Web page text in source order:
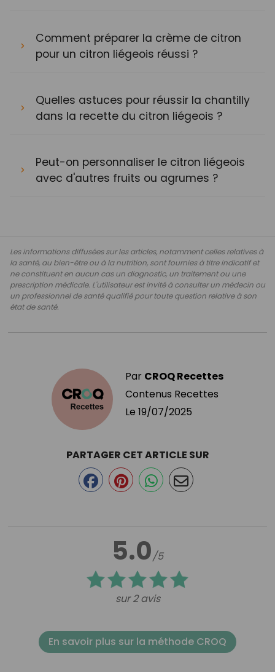
Comment préparer la crème de citron
pour un citron liégeois réussi ?
Quelles astuces pour réussir la chantilly
dans la recette du citron liégeois ?
Peut-on personnaliser le citron liégeois
avec d'autres fruits ou agrumes ?
Les informations diffusées sur les articles, notamment celles relatives à
la santé, au bien-être ou à la nutrition, sont fournies à titre indicatif et
ne constituent en aucun cas un diagnostic, un traitement ou une
prescription médicale. L'utilisateur est invité à consulter un médecin ou
un professionnel de santé qualifié pour toute question relative à son
état de santé.
Par CROQ Recettes
Contenus Recettes
Le 19/07/2025
5.0/5
sur 2 avis
PARTAGER CET ARTICLE SUR
En savoir plus sur la méthode CROQ